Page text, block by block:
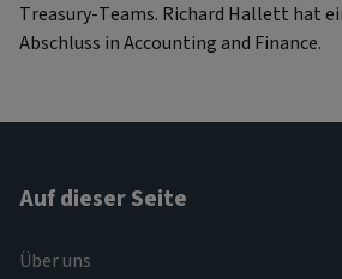
Treasury-Teams. Richard Hallett hat
Abschluss in Accounting and Finance.
Auf dieser Seite
Über uns